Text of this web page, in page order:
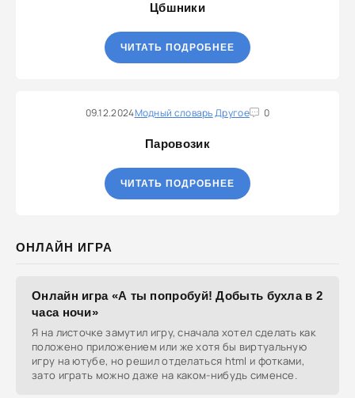
Цбшники
ЧИТАТЬ ПОДРОБНЕЕ
09.12.2024Модный словарьДругое 0
Паровозик
ЧИТАТЬ ПОДРОБНЕЕ
ОНЛАЙН ИГРА
Онлайн игра «А ты попробуй! Добыть бухла в 2
часа ночи»
Я на листочке замутил игру, сначала хотел сделать как
положено приложением или же хотя бы виртуальную
игру на ютубе, но решил отделаться html и фотками,
зато играть можно даже на каком-нибудь сименсе.